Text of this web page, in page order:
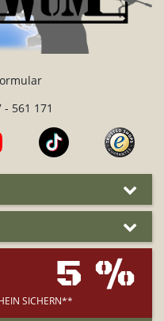
561 171
5 %
SICHERN**